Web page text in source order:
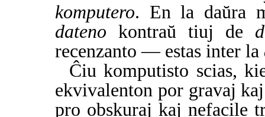
komputero. En la daŭra
dateno kontraŭ tiuj de
recenzanto — estas inter la
Ĉiu komputisto scias,
ekvivalenton por gravaj
pro obskuraj kaj nefacile